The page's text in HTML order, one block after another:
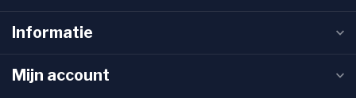
Informatie
Mijn account